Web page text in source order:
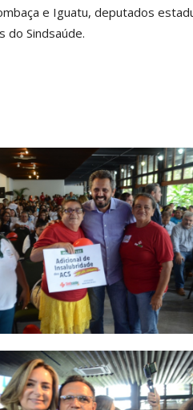
e Iguatu, deputados
do Sindsaúde.